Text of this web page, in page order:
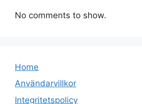
No comments to show.
Home
Användarvillkor
Integritetspolicy